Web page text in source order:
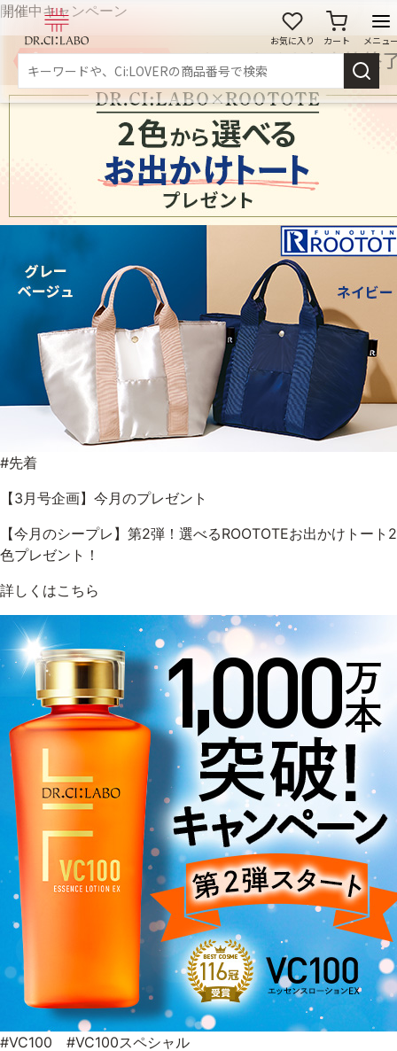
お気に入り カート メニュ
新規会員登録 ログイン
マイページ
商品カテゴリーから探す
メイク落とし 洗顔
角質・導入美容液 化粧水
乳液 美容液
ゲル クリーム
UVケア
プロダクトラインから探す
VC100ライン
エンリッチリフトライン
エンリッチメディカリフトライン
センシティブライン
モイスチャーライン
ブライトニングライン
プロダクトライン TOP
お悩みから探す
乾燥 くすみ
シミ・そばかす ゆるみ・ハリ
シワ 毛穴・キメ
敏感・肌あれ 日焼け
開催中キャンペーン
#先着
【3月号企画】今月のプレゼント
【今月のシープレ】第2弾！選べるROOTOTEお出かけトート2
色プレゼント！
詳しくはこちら
#VC100 #VC100スペシャル